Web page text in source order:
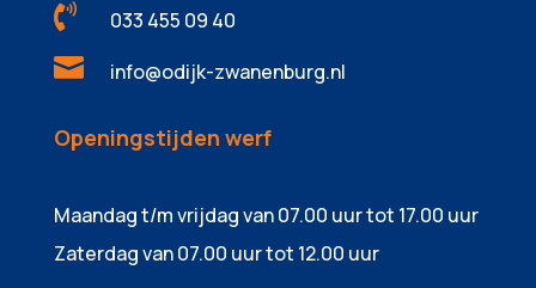
 033 455 09 40
 info@odijk-zwanenburg.nl
Openingstijden werf
Maandag t/m vrijdag van 07.00 uur tot 17.00 uur
Zaterdag van 07.00 uur tot 12.00 uur